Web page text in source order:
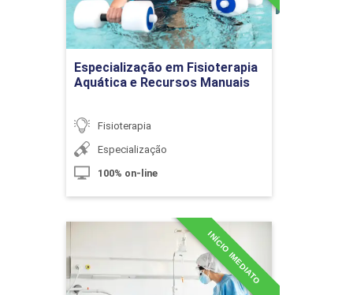
Abordagem Fisioterapêutica em Urologia e
Ginecologia
Fisioterapia Aplicada à Incontinência
Urinária
Especialização em Fisioterapia
Aquática e Recursos Manuais
Fisioterapia
Especialização
100% on-line
INÍCIO IMEDIATO
Especialização em
Fisioterapia
Cardiorrespiratória:
Hospitalar e Ambulatorial